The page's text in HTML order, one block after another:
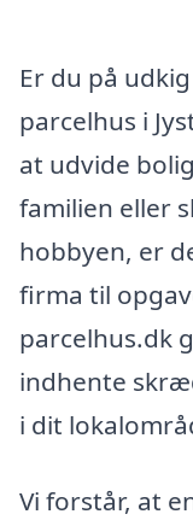
Er du på
parcelhus i
at udvide
familien eller
hobbyen, er
firma til
parcelhus.dk
indhente
i dit
Vi forstår, at